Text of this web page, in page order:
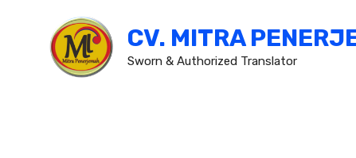
content
CV. MITRA
Sworn & Authorized Translator